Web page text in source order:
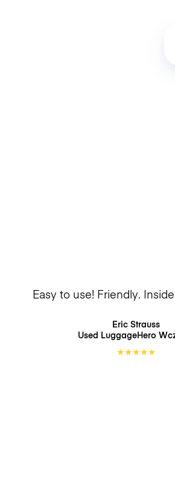
Easy to use! Friendly.
Eric Strauss
Used LuggageHero
★★★★★